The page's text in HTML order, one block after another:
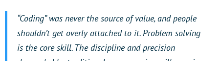
“Coding” was never the source of value, and people
shouldn’t get overly attached to it. Problem solving
is the core skill. The discipline and precision